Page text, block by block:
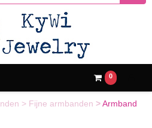
0
> Fijne armbanden >Armband